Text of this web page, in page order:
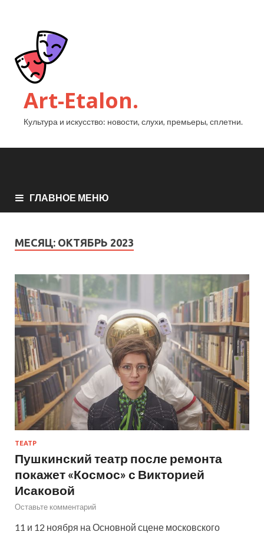
Art-Etalon.
Культура и искусство: новости, слухи, премьеры, сплетни.
ГЛАВНОЕ МЕНЮ
МЕСЯЦ: ОКТЯБРЬ 2023
ТЕАТР
Пушкинский театр после ремонта
покажет «Космос» с Викторией
Исаковой
Оставьте комментарий
11 и 12 ноября на Основной сцене московского